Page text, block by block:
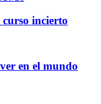
incierto
en el mundo